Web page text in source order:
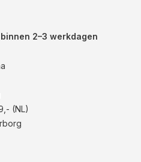
2–3 werkdagen
(NL)